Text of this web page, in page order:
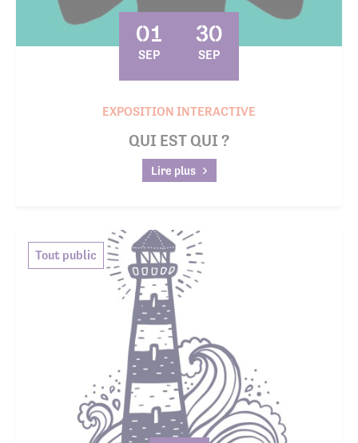
01
SEP
30
SEP
EXPOSITION INTERACTIVE
QUI EST QUI ?
Lire plus
Tout public